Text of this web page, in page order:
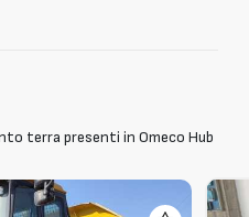
terra presenti in Omeco Hub